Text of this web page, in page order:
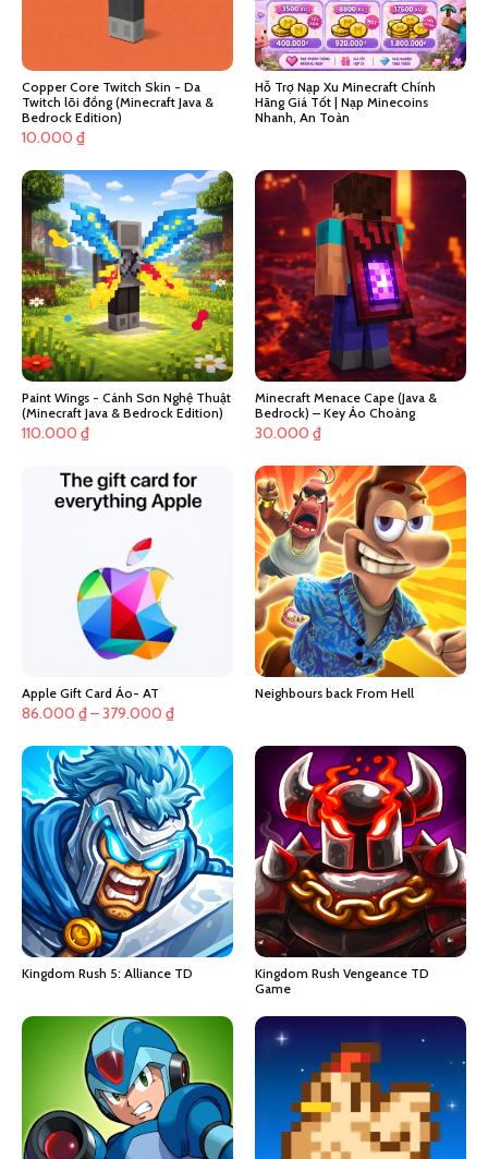
Copper Core Twitch Skin - Da
Twitch lõi đồng (Minecraft Java &
Bedrock Edition)
10.000 ₫
Hỗ Trợ Nạp Xu Minecraft Chính
Hãng Giá Tốt | Nạp Minecoins
Nhanh, An Toàn
Paint Wings - Cánh Sơn Nghệ Thuật
(Minecraft Java & Bedrock Edition)
110.000 ₫
Minecraft Menace Cape (Java &
Bedrock) – Key Áo Choàng
30.000 ₫
Apple Gift Card Áo- AT
86.000 ₫–379.000 ₫Khoảng
từ
86.000 ₫
đến
379.000 ₫
Neighbours back From Hell
Kingdom Rush 5: Alliance TD
Kingdom Rush Vengeance TD
Game